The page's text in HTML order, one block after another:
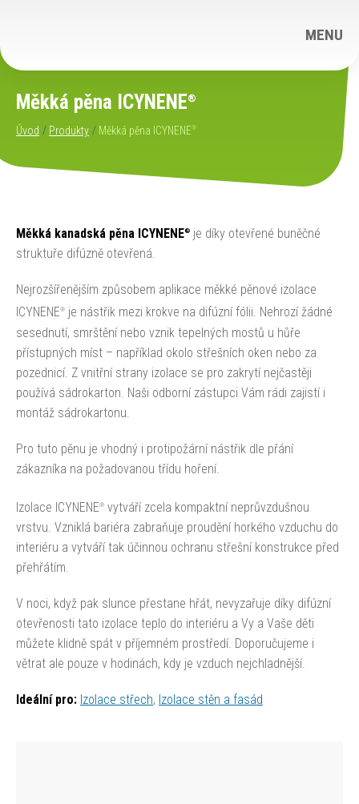
MENU
Měkká pěna ICYNENE®
Úvod Produkty Měkká pěna ICYNENE®
Měkká kanadská pěna ICYNENE® je díky otevřené buněčné
struktuře difúzně otevřená.
Nejrozšířenějším způsobem aplikace měkké pěnové izolace
ICYNENE® je nástřik mezi krokve na difúzní fólii. Nehrozí žádné
sesednutí, smrštění nebo vznik tepelných mostů u hůře
přístupných míst – například okolo střešních oken nebo za
pozednicí. Z vnitřní strany izolace se pro zakrytí nejčastěji
používá sádrokarton. Naši odborní zástupci Vám rádi zajistí i
montáž sádrokartonu.
Pro tuto pěnu je vhodný i protipožární nástřik dle přání
zákazníka na požadovanou třídu hoření.
Izolace ICYNENE® vytváří zcela kompaktní neprůvzdušnou
vrstvu. Vzniklá bariéra zabraňuje proudění horkého vzduchu do
interiéru a vytváří tak účinnou ochranu střešní konstrukce před
přehřátím.
V noci, když pak slunce přestane hřát, nevyzařuje díky difúzní
otevřenosti tato izolace teplo do interiéru a Vy a Vaše děti
můžete klidně spát v příjemném prostředí. Doporučujeme i
větrat ale pouze v hodinách, kdy je vzduch nejchladnější.
Ideální pro: Izolace střech, Izolace stěn a fasád